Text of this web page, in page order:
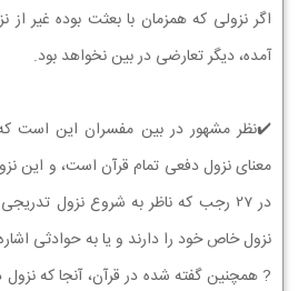
اگر نزولی که همزمان با بعثت بوده غیر از
آمده، دیگر تعارضی در بین نخواهد بود.
✔️نظر مشهور در بین مفسران این است
معنای نزول دفعی تمام قرآن است، و این
در 27 رجب که ناظر به شروع نزول
نزول خاص خود را دارند و یا به حوادثی
? همچنین گفته شده در قرآن، آنجا که نزول